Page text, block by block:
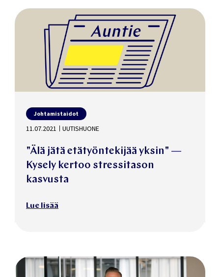
Johtamistaidot
11.07.2021 UUTISHUONE
"Älä jätä etätyöntekijää yksin" —
Kysely kertoo stressitason
kasvusta
Lue lisää